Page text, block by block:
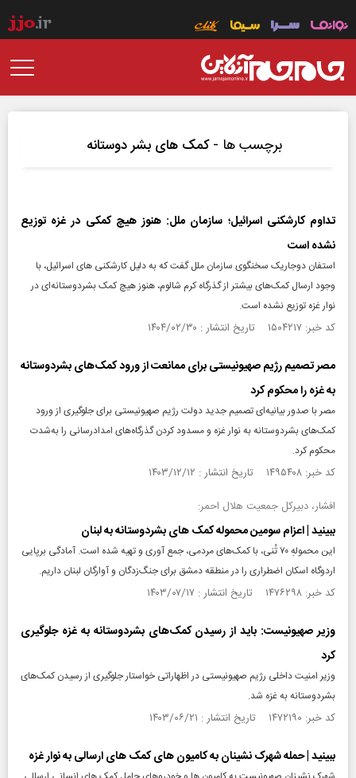
برچسب ها -کمک های بشر دوستانه
تداوم کارشکنی اسرائیل؛ سازمان ملل: هنوز هیچ کمکی در غزه توزیع
نشده است
استفان دوجاریک سخنگوی سازمان ملل گفت که به دلیل کارشکنی های اسرائیل، با
وجود ارسال کمک‌های بیشتر از گذرگاه کرم شالوم، هنوز هیچ کمک بشردوستانه‌ای در
نوار غزه توزیع نشده است.
کد خبر: ۱۵۰۴۲۱۷ تاریخ انتشار : ۱۴۰۴/۰۲/۳۰
مصر تصمیم رژیم صهیونیستی برای ممانعت از ورود کمک‌های بشردوستانه
به غزه را محکوم کرد
مصر با صدور بیانیه‌ای تصمیم جدید دولت رژیم صهیونیستی برای جلوگیری از ورود
کمک‌های بشردوستانه به نوار غزه و مسدود کردن گذرگاه‌های امدادرسانی را به‌شدت
محکوم کرد.
کد خبر: ۱۴۹۵۴۰۸ تاریخ انتشار : ۱۴۰۳/۱۲/۱۲
افشار، دبیرکل جمعیت هلال احمر:
ببینید | اعزام سومین محموله کمک های بشردوستانه به لبنان
این محمولهِ ۷۰ تُنی، با کمک‌های مردمی، جمع آوری و تهیه شده است. آمادگی برپایی
اردوگاه اسکان اضطراری را در منطقه دمشق برای جنگ‌زدگان و آوارگان لبنان داریم.
کد خبر: ۱۴۷۶۲۹۸ تاریخ انتشار : ۱۴۰۳/۰۷/۱۷
وزیر صهیونیست: باید از رسیدن کمک‌های بشردوستانه به غزه جلوگیری
کرد
وزیر امنیت داخلی رژیم صهیونیستی در اظهاراتی خواستار جلوگیری از رسیدن کمک‌های
بشردوستانه به غزه شد.
کد خبر: ۱۴۷۲۱۹۰ تاریخ انتشار : ۱۴۰۳/۰۶/۲۱
ببینید | حمله شهرک نشینان به کامیون های کمک های ارسالی به نوار غزه